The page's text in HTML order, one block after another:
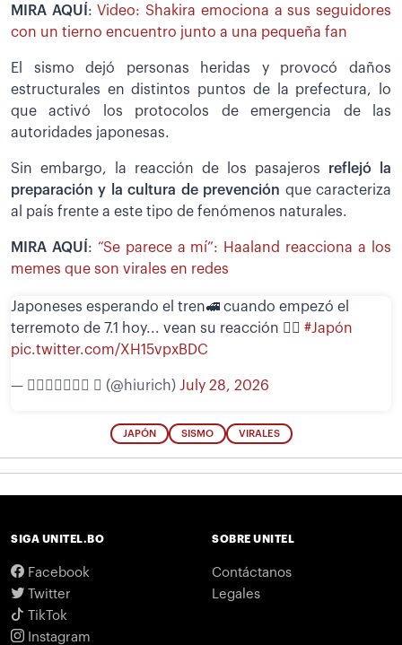
MIRA AQUÍ : Video: Shakira emociona a sus seguidores
con un tierno encuentro junto a una pequeña fan
El sismo dejó personas heridas y provocó daños
estructurales en distintos puntos de la prefectura, lo
que activó los protocolos de emergencia de las
autoridades japonesas.
Sin embargo, la reacción de los pasajeros reflejó la
preparación y la cultura de prevención que caracteriza
al país frente a este tipo de fenómenos naturales.
MIRA AQUÍ : “Se parece a mí”: Haaland reacciona a los
memes que son virales en redes
Japoneses esperando el tren🚅 cuando empezó el
terremoto de 7.1 hoy... vean su reacción 🧘‍♀️ #Japón
pic.twitter.com/XH15vpxBDC
— 𝖧𝗂𝗎𝗋𝗂𝖼𝗁  (@hiurich) July 28, 2026
JAPÓN SISMO VIRALES
SIGA UNITEL.BO
Facebook
Twitter
TikTok
Instagram
SOBRE UNITEL
Contáctanos
Legales